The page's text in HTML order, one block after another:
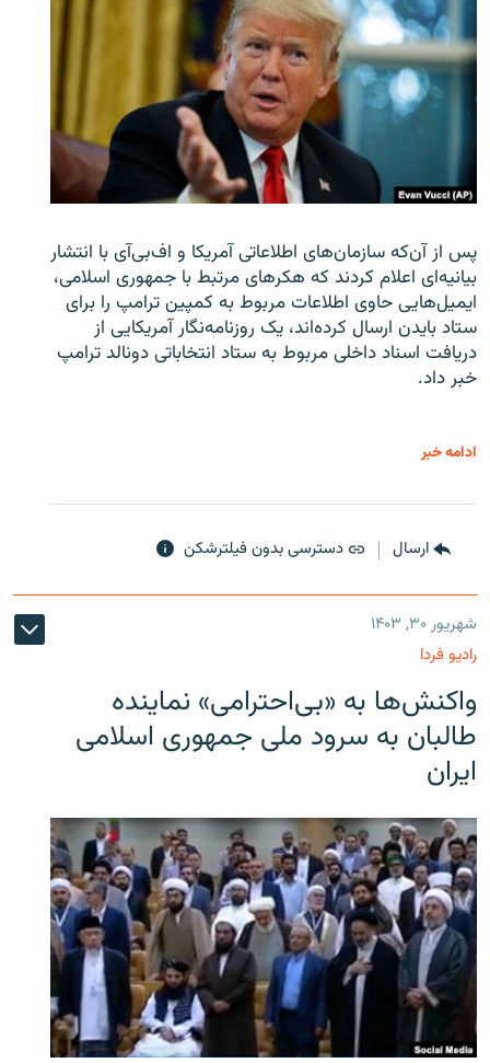
پس از آن‌که سازمان‌های اطلاعاتی آمریکا و اف‌بی‌آی با انتشار
بیانیه‌ای اعلام کردند که هکرهای مرتبط با جمهوری اسلامی،
ایمیل‌هایی حاوی اطلاعات مربوط به کمپین ترامپ را برای
ستاد بایدن ارسال کرده‌اند، یک روزنامه‌نگار آمریکایی از
دریافت اسناد داخلی مربوط به ستاد انتخاباتی دونالد ترامپ
خبر داد.
ادامه خبر
ارسال دسترسی بدون فیلترشکن
شهریور ۳۰, ۱۴۰۳
رادیو فردا
واکنش‌ها به «بی‌احترامی» نماینده
طالبان به سرود ملی جمهوری اسلامی
ایران